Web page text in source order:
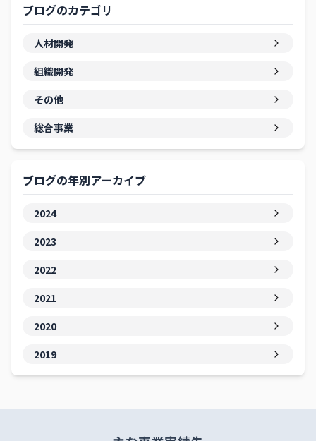
ブログのカテゴリ
人材開発
組織開発
その他
総合事業
ブログの年別アーカイブ
2024
2023
2022
2021
2020
2019